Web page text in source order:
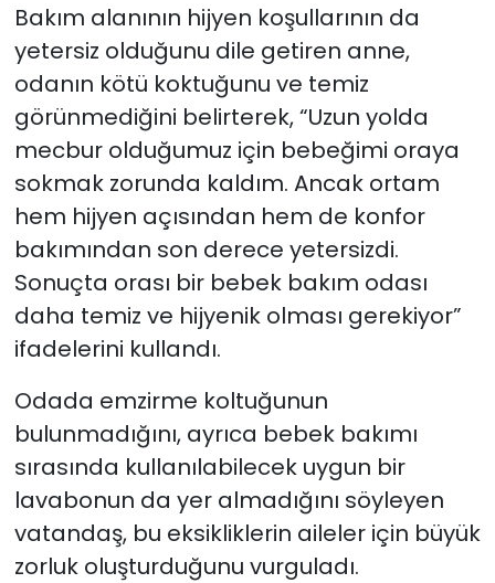
Bakım alanının hijyen koşullarının da
yetersiz olduğunu dile getiren anne,
odanın kötü koktuğunu ve temiz
görünmediğini belirterek, “Uzun yolda
mecbur olduğumuz için bebeğimi oraya
sokmak zorunda kaldım. Ancak ortam
hem hijyen açısından hem de konfor
bakımından son derece yetersizdi.
Sonuçta orası bir bebek bakım odası
daha temiz ve hijyenik olması gerekiyor”
ifadelerini kullandı.
Odada emzirme koltuğunun
bulunmadığını, ayrıca bebek bakımı
sırasında kullanılabilecek uygun bir
lavabonun da yer almadığını söyleyen
vatandaş, bu eksikliklerin aileler için büyük
zorluk oluşturduğunu vurguladı.